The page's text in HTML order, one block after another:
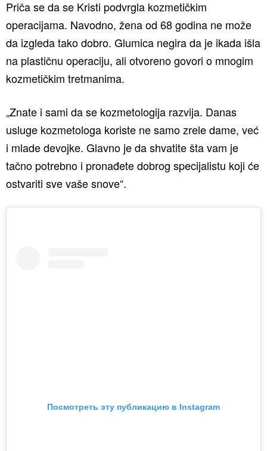
Priča se da se Kristi podvrgla kozmetičkim
operacijama. Navodno, žena od 68 godina ne može
da izgleda tako dobro. Glumica negira da je ikada išla
na plastičnu operaciju, ali otvoreno govori o mnogim
kozmetičkim tretmanima.
„Znate i sami da se kozmetologija razvija. Danas
usluge kozmetologa koriste ne samo zrele dame, već
i mlade devojke. Glavno je da shvatite šta vam je
tačno potrebno i pronađete dobrog specijalistu koji će
ostvariti sve vaše snove“.
Посмотреть эту публикацию в Instagram